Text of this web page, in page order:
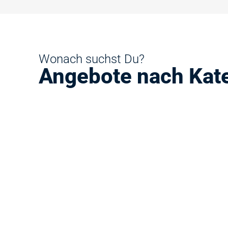
Wonach suchst Du?
Angebote nach